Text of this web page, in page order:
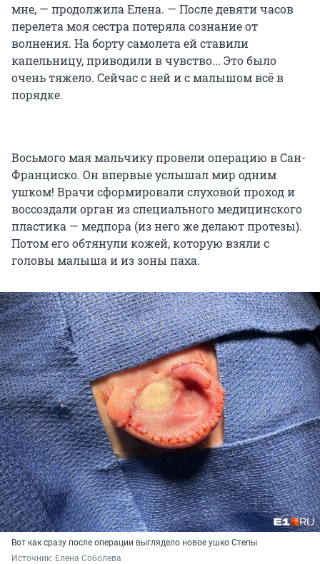
мне, — продолжила Елена. — После девяти часов
перелета моя сестра потеряла сознание от
волнения. На борту самолета ей ставили
капельницу, приводили в чувство... Это было
очень тяжело. Сейчас с ней и с малышом всё в
порядке.
Восьмого мая мальчику провели операцию в Сан-
Франциско. Он впервые услышал мир одним
ушком! Врачи сформировали слуховой проход и
воссоздали орган из специального медицинского
пластика — медпора (из него же делают протезы).
Потом его обтянули кожей, которую взяли с
головы малыша и из зоны паха.
Вот как сразу после операции выглядело новое ушко Степы
Источник: Елена Соболева